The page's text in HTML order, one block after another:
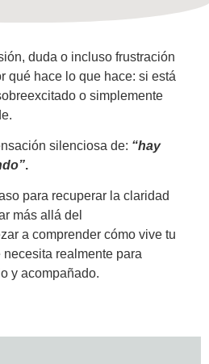
duda o incluso frustración
qué hace lo que hace: si está
o simplemente
silenciosa de: “hay
.
para recuperar la claridad
más allá del
a comprender cómo vive tu
realmente para
y acompañado.